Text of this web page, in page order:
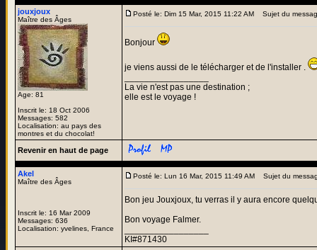
jouxjoux
Maître des Âges
Age: 81
Inscrit le: 18 Oct 2006
Messages: 582
Localisation: au pays des
montres et du chocolat!
Posté le: Dim 15 Mar, 2015 11:22 AM Sujet du
Bonjour
je viens aussi de le télécharger et de l'installer .
La vie n'est pas une destination ;
elle est le voyage !
Revenir en haut de page
Akel
Maître des Âges
Inscrit le: 16 Mar 2009
Messages: 636
Localisation: yvelines, France
Posté le: Lun 16 Mar, 2015 11:49 AM Sujet du
Bon jeu Jouxjoux, tu verras il y aura encore
Bon voyage Falmer.
KI#871430